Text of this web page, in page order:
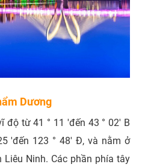
Dương
độ từ 41 ° 11 'đến 43 ° 02' B
'đến 123 ° 48' Đ, và nằm ở
Ninh. Các phần phía tây